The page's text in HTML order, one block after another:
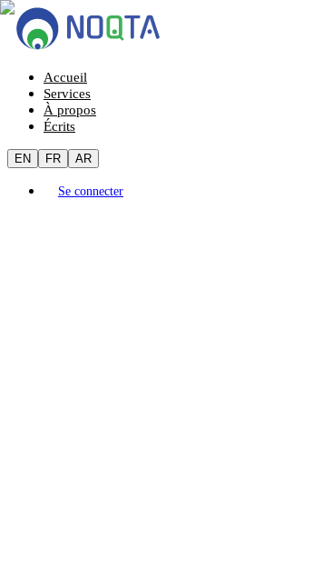
Accueil
Services
À propos
Écrits
EN FR AR
Se connecter